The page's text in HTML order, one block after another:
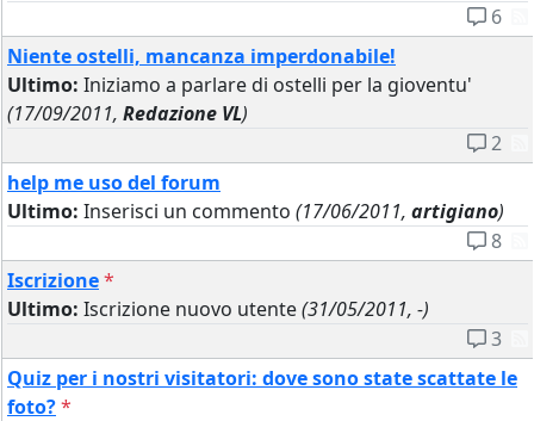
6
Niente ostelli, mancanza imperdonabile!
Ultimo: Iniziamo a parlare di ostelli per la gioventu'
(17/09/2011, Redazione VL)
2
help me uso del forum
Ultimo: Inserisci un commento (17/06/2011, artigiano)
8
Iscrizione*
Ultimo: Iscrizione nuovo utente(31/05/2011, -)
3
Quiz per i nostri visitatori: dove sono state scattate le
foto?*